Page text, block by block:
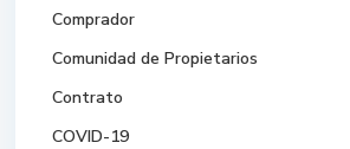
Comprador
Comunidad de Propietarios
Contrato
COVID-19